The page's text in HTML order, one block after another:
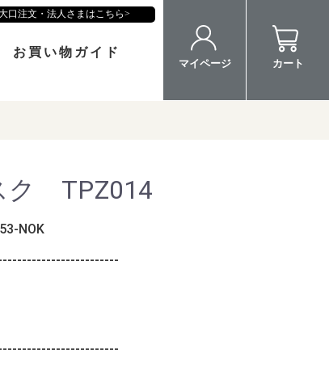
お買い物ガイド
口注文・法人さまはこちら
マイページ カート
ク TPZ014
NOK